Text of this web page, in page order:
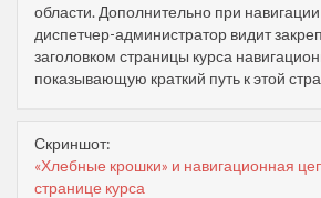
области. Дополнительно при навигации
диспетчер-администратор видит
заголовком страницы курса
показывающую краткий путь к этой
Скриншот:
«Хлебные крошки» и навигационная
странице курса